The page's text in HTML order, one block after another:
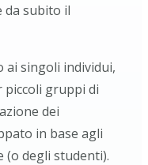
da subito il
ai singoli individui,
piccoli gruppi di
dei
in base agli
(o degli studenti).